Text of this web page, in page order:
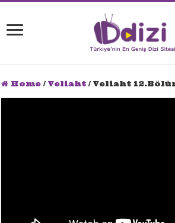
Home/ Veliaht/ Veliaht